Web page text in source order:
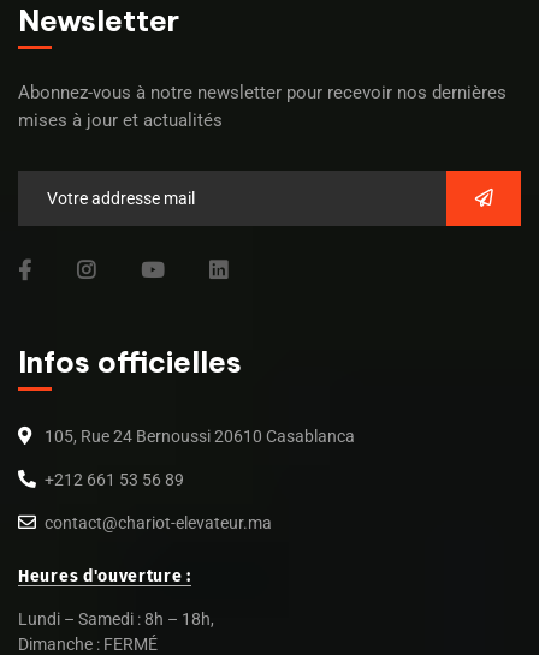
Newsletter
Abonnez-vous à notre newsletter pour recevoir nos dernières
mises à jour et actualités
Infos officielles
105, Rue 24 Bernoussi 20610 Casablanca
+212 661 53 56 89
contact@chariot-elevateur.ma
Heures d'ouverture :
Lundi – Samedi : 8h – 18h,
Dimanche : FERMÉ